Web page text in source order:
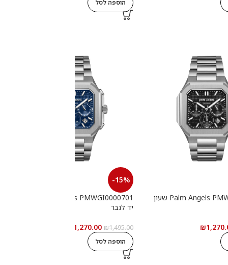
הוספה לסל
Palm Angels PMWGI0000702 שעון
₪
-15%
יד לגבר
₪1,495.00
1,270.00
הוספה לסל